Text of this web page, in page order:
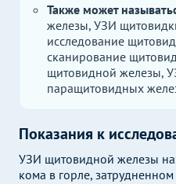
Также может
железы, УЗИ
исследование
сканирование
щитовидной железы,
паращитовидных
Показания к
УЗИ щитовидной железы
кома в горле,